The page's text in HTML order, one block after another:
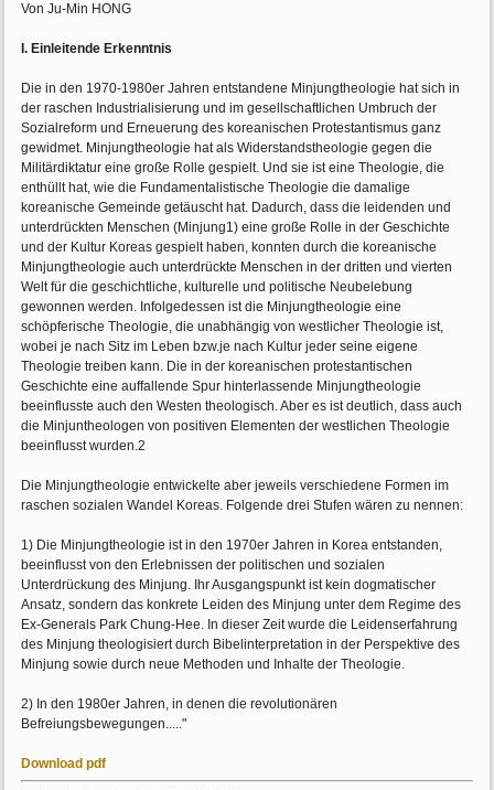
Von Ju-Min HONG
I. Einleitende Erkenntnis
Die in den 1970-1980er Jahren entstandene Minjungtheologie hat sich in
der raschen Industrialisierung und im gesellschaftlichen Umbruch der
Sozialreform und Erneuerung des koreanischen Protestantismus ganz
gewidmet. Minjungtheologie hat als Widerstandstheologie gegen die
Militärdiktatur eine große Rolle gespielt. Und sie ist eine Theologie, die
enthüllt hat, wie die Fundamentalistische Theologie die damalige
koreanische Gemeinde getäuscht hat. Dadurch, dass die leidenden und
unterdrückten Menschen (Minjung1) eine große Rolle in der Geschichte
und der Kultur Koreas gespielt haben, konnten durch die koreanische
Minjungtheologie auch unterdrückte Menschen in der dritten und vierten
Welt für die geschichtliche, kulturelle und politische Neubelebung
gewonnen werden. Infolgedessen ist die Minjungtheologie eine
schöpferische Theologie, die unabhängig von westlicher Theologie ist,
wobei je nach Sitz im Leben bzw.je nach Kultur jeder seine eigene
Theologie treiben kann. Die in der koreanischen protestantischen
Geschichte eine auffallende Spur hinterlassende Minjungtheologie
beeinflusste auch den Westen theologisch. Aber es ist deutlich, dass auch
die Minjuntheologen von positiven Elementen der westlichen Theologie
beeinflusst wurden.2
Die Minjungtheologie entwickelte aber jeweils verschiedene Formen im
raschen sozialen Wandel Koreas. Folgende drei Stufen wären zu nennen:
1) Die Minjungtheologie ist in den 1970er Jahren in Korea entstanden,
beeinflusst von den Erlebnissen der politischen und sozialen
Unterdrückung des Minjung. Ihr Ausgangspunkt ist kein dogmatischer
Ansatz, sondern das konkrete Leiden des Minjung unter dem Regime des
Ex-Generals Park Chung-Hee. In dieser Zeit wurde die Leidenserfahrung
des Minjung theologisiert durch Bibelinterpretation in der Perspektive des
Minjung sowie durch neue Methoden und Inhalte der Theologie.
2) In den 1980er Jahren, in denen die revolutionären
Befreiungsbewegungen....."
Download pdf